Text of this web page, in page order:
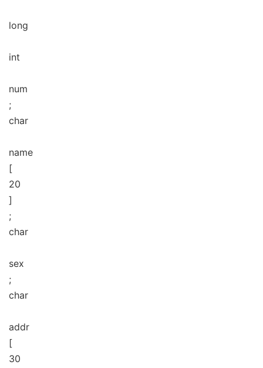
long
int
num
;
char
name
[
20
]
;
char
sex
;
char
addr
[
30